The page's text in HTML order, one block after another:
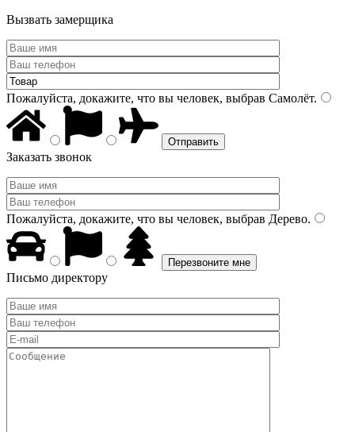
Вызвать замерщика
Пожалуйста, докажите, что вы человек, выбрав Самолёт.
Заказать звонок
Пожалуйста, докажите, что вы человек, выбрав Дерево.
Письмо директору